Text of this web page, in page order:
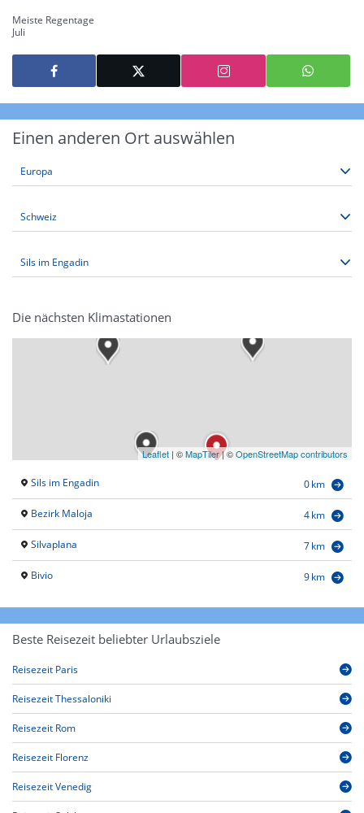
Meiste Regentage
Juli
Einen anderen Ort auswählen
Die nächsten Klimastationen
Leaflet | ©MapTiler| ©OpenStreetMap contributors
Sils im Engadin 0 km
Bezirk Maloja 4 km
Silvaplana 7 km
Bivio 9 km
Beste Reisezeit beliebter Urlaubsziele
Reisezeit Paris
Reisezeit Thessaloniki
Reisezeit Rom
Reisezeit Florenz
Reisezeit Venedig